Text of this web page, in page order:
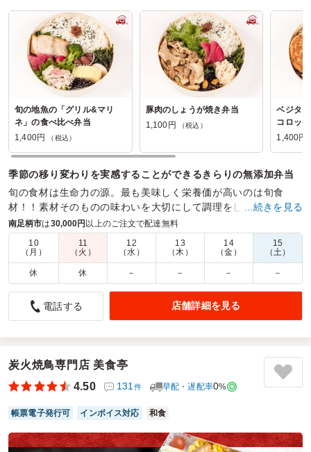
旬の地魚の「グリル&マリ
ネ」の食べ比べ弁当
1,400円
（税込）
豚肉のしょうが焼き弁当
1,100円
（税込）
ベジタ
コロッ
1,400円
季節の移り変わりを実感することができるきらりの無添加弁当
旬の食材は生命力の源。最も美味しく栄養価が高いのは旬食
材！！素材そのものの味わいを大切にして調理をしたオーガニ
ック弁当をお楽しみください。
商品数： 締切日時： 2日前17:00 価格帯：
1,100円～1,600円
配達時間：
9:30～17:00
彩り、味共に皆さんに喜ばれるお弁当
5.0
玄米も普段私が常食してる物と比べても柔らかめなので高齢
の方にも安心して食べて貰えます。値段も手頃ですし、宅配
なので助かっています。
ご利用シーン：懇親会›集会
参加者の年齢：50代～60代男女比：女性多め
静岡県伊東市十足2025/12/28
…続きを見る
南足柄市は30,000円 以上のご注文で配達無料
10
（月）
11
（火）
12
（水）
13
（木）
14
（金）
15
（土）
休 休 － － － －
電話する 店舗詳細を見る
炭火焼鳥専門店 美食亭
4.50
131件 早配・遅配率0%
帳票電子発行可 インボイス対応 和食